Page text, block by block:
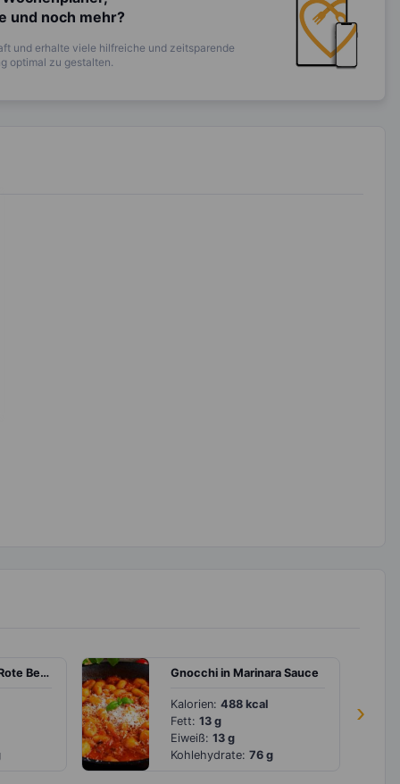
und noch mehr?
und erhalte viele hilfreiche und zeitsparende
optimal zu gestalten.
›
Grünkohlsalat mit Rote Bete und Süßkartoffel Gnocchi in Marinara Sauce
Kalorien: 488 kcal
Fett: 13 g
Eiweiß: 13 g
Kohlehydrate: 76 g